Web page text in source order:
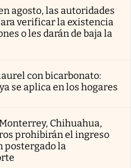
agosto, las autoridades
verificar la existencia
o les darán de baja la
con bicarbonato:
se aplica en los hogares
Chihuahua,
prohibirán el ingreso
postergado la